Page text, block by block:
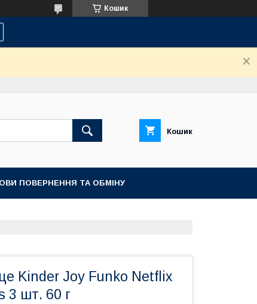
Кошик
Кошик
ПОВЕРНЕННЯ ТА ОБМІНУ
Kinder Joy Funko Netflix
3 шт. 60 г